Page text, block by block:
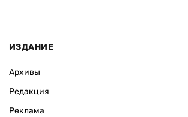
ИЗДАНИЕ
Архивы
Редакция
Реклама